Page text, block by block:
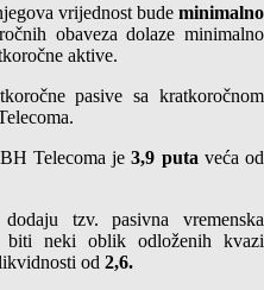
vrijednost bude minimalno
obaveza dolaze minimalno
aktive.
pasive sa kratkoročnom
Telecoma je3,9 puta veća od
tzv. pasivna vremenska
biti neki oblik odloženih kvazi
od 2,6.